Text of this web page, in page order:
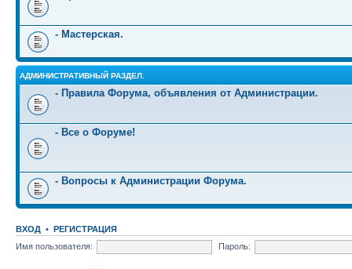
- Мастерская.
АДМИНИСТРАТИВНЫЙ РАЗДЕЛ.
- Правила Форума, объявления от Администрации.
- Все о Форуме!
- Вопросы к Администрации Форума.
ВХОД • РЕГИСТРАЦИЯ
Имя пользователя:
Пароль: